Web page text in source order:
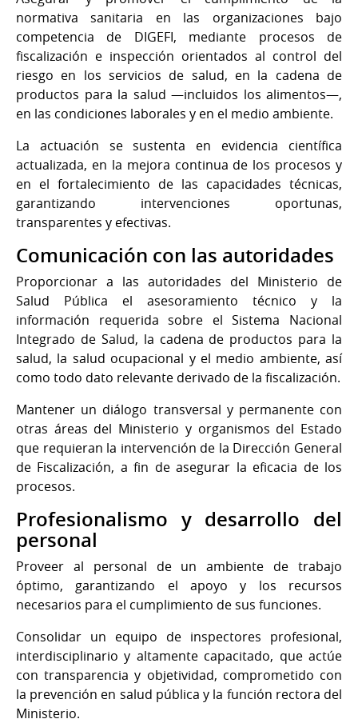
normativa sanitaria en las organizaciones bajo
competencia de DIGEFI, mediante procesos de
fiscalización e inspección orientados al control del
riesgo en los servicios de salud, en la cadena de
productos para la salud —incluidos los alimentos—,
en las condiciones laborales y en el medio ambiente.
La actuación se sustenta en evidencia científica
actualizada, en la mejora continua de los procesos y
en el fortalecimiento de las capacidades técnicas,
garantizando intervenciones oportunas,
transparentes y efectivas.
Comunicación con las autoridades
Proporcionar a las autoridades del Ministerio de
Salud Pública el asesoramiento técnico y la
información requerida sobre el Sistema Nacional
Integrado de Salud, la cadena de productos para la
salud, la salud ocupacional y el medio ambiente, así
como todo dato relevante derivado de la fiscalización.
Mantener un diálogo transversal y permanente con
otras áreas del Ministerio y organismos del Estado
que requieran la intervención de la Dirección General
de Fiscalización, a fin de asegurar la eficacia de los
procesos.
Profesionalismo y desarrollo del
personal
Proveer al personal de un ambiente de trabajo
óptimo, garantizando el apoyo y los recursos
necesarios para el cumplimiento de sus funciones.
Consolidar un equipo de inspectores profesional,
interdisciplinario y altamente capacitado, que actúe
con transparencia y objetividad, comprometido con
la prevención en salud pública y la función rectora del
Ministerio.